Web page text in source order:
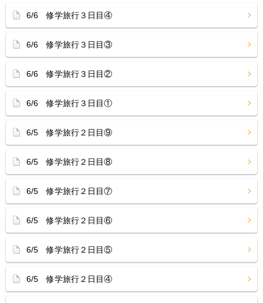
6/6 修学旅行３日目④
6/6 修学旅行３日目③
6/6 修学旅行３日目②
6/6 修学旅行３日目①
6/5 修学旅行２日目⑨
6/5 修学旅行２日目⑧
6/5 修学旅行２日目⑦
6/5 修学旅行２日目⑥
6/5 修学旅行２日目⑤
6/5 修学旅行２日目④